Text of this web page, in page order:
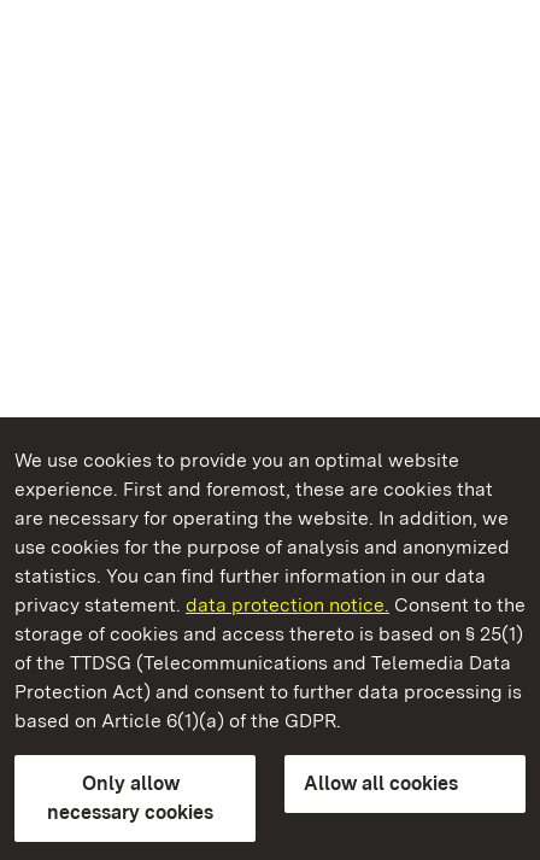
We use cookies to provide you an optimal website
experience. First and foremost, these are cookies that
are necessary for operating the website. In addition, we
use cookies for the purpose of analysis and anonymized
statistics. You can find further information in our data
privacy statement. data protection notice. Consent to the
storage of cookies and access thereto is based on § 25(1)
of the TTDSG (Telecommunications and Telemedia Data
Protection Act) and consent to further data processing is
based on Article 6(1)(a) of the GDPR.
Only allow
necessary cookies
Allow all cookies
State Palaces and Gardens of Baden-Wuerttemberg
Maulbronn Monastery
State Palaces and Gardens of Baden-Wuerttemberg
Contact usFAQMasthead
Declaration on barrier-free access